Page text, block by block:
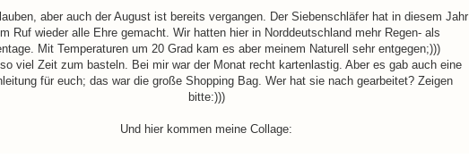
aber auch der August ist bereits vergangen. Der Siebenschläfer hat in diesem Jahr
Ruf wieder alle Ehre gemacht. Wir hatten hier in Norddeutschland mehr Regen- als
Mit Temperaturen um 20 Grad kam es aber meinem Naturell sehr entgegen;)))
viel Zeit zum basteln. Bei mir war der Monat recht kartenlastig. Aber es gab auch eine
für euch; das war die große Shopping Bag. Wer hat sie nach gearbeitet? Zeigen
bitte:)))
Und hier kommen meine Collage: